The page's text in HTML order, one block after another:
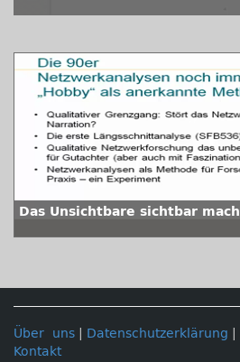
Das Unsichtbare sichtbar
Über uns Datenschutzerklärung
Kontakt